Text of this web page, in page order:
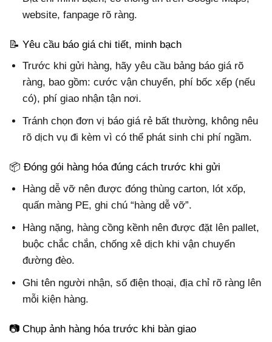
website, fanpage rõ ràng.
📝 Yêu cầu báo giá chi tiết, minh bạch
Trước khi gửi hàng, hãy yêu cầu bảng báo giá rõ
ràng, bao gồm: cước vận chuyển, phí bốc xếp (nếu
có), phí giao nhận tận nơi.
Tránh chọn đơn vị báo giá rẻ bất thường, không nêu
rõ dịch vụ đi kèm vì có thể phát sinh chi phí ngầm.
📦 Đóng gói hàng hóa đúng cách trước khi gửi
Hàng dễ vỡ nên được đóng thùng carton, lót xốp,
quấn màng PE, ghi chú “hàng dễ vỡ”.
Hàng nặng, hàng cồng kềnh nên được đặt lên pallet,
buộc chắc chắn, chống xê dịch khi vận chuyển
đường đèo.
Ghi tên người nhận, số điện thoại, địa chỉ rõ ràng lên
mỗi kiện hàng.
📷 Chụp ảnh hàng hóa trước khi bàn giao